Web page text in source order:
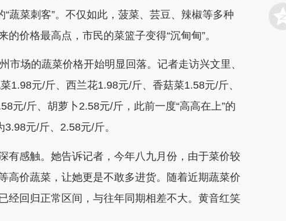
蔬菜刺客”。不仅如此，菠菜、芸豆、辣椒等多种
价格最高点，市民的菜篮子变得“沉甸甸”。
场的蔬菜价格开始明显回落。记者走访兴文里、
1.98元/斤、西兰花1.98元/斤、香菇菜1.58元/斤、
元/斤、胡萝卜2.58元/斤，此前一度“高高在上”的
元/斤、2.58元/斤。
感触。她告诉记者，今年八九月份，由于菜价较
高价蔬菜，让她更是不敢多进货。随着近期蔬菜价
经回归正常区间，与往年同期相差不大。黄音红笑